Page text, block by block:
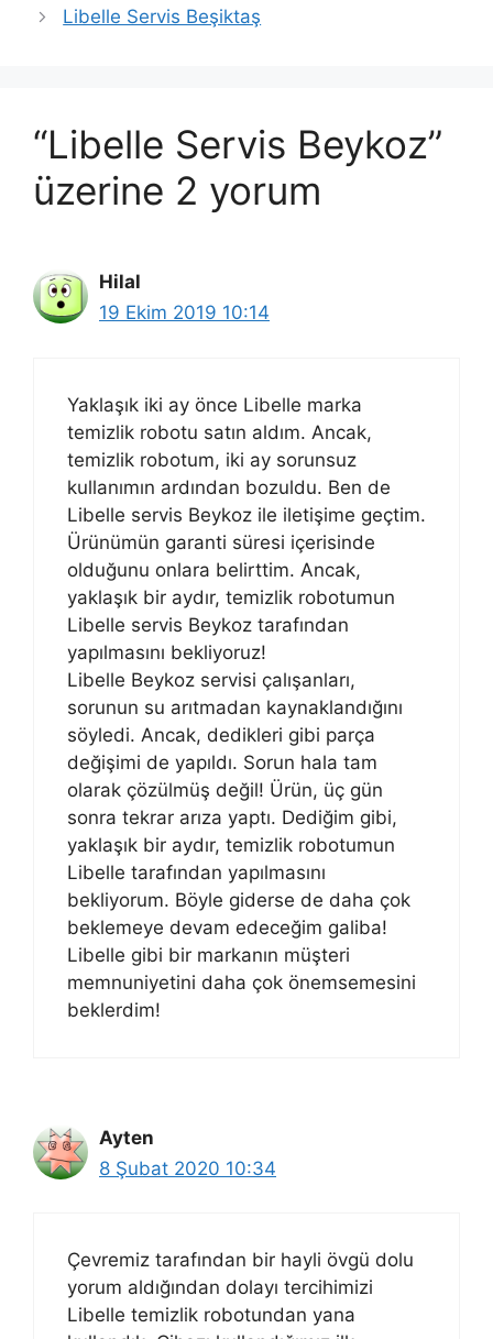
Libelle Servis Beşiktaş
“Libelle Servis Beykoz”
üzerine 2 yorum
Hilal
19 Ekim 2019 10:14
Yaklaşık iki ay önce Libelle marka
temizlik robotu satın aldım. Ancak,
temizlik robotum, iki ay sorunsuz
kullanımın ardından bozuldu. Ben de
Libelle servis Beykoz ile iletişime geçtim.
Ürünümün garanti süresi içerisinde
olduğunu onlara belirttim. Ancak,
yaklaşık bir aydır, temizlik robotumun
Libelle servis Beykoz tarafından
yapılmasını bekliyoruz!
Libelle Beykoz servisi çalışanları,
sorunun su arıtmadan kaynaklandığını
söyledi. Ancak, dedikleri gibi parça
değişimi de yapıldı. Sorun hala tam
olarak çözülmüş değil! Ürün, üç gün
sonra tekrar arıza yaptı. Dediğim gibi,
yaklaşık bir aydır, temizlik robotumun
Libelle tarafından yapılmasını
bekliyorum. Böyle giderse de daha çok
beklemeye devam edeceğim galiba!
Libelle gibi bir markanın müşteri
memnuniyetini daha çok önemsemesini
beklerdim!
Ayten
8 Şubat 2020 10:34
Çevremiz tarafından bir hayli övgü dolu
yorum aldığından dolayı tercihimizi
Libelle temizlik robotundan yana